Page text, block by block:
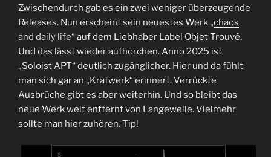
Zwischendurch gab es ein zwei weniger überzeugende
Releases. Nun erscheint sein neuestes Werk „chaos
and daily life“ auf dem Liebhaber Label Objet Trouvé.
Und das lässt wieder aufhorchen. Anno 2025 ist
„Soloist APT“ deutlich zugänglicher. Hier und da fühlt
man sich gar an „Krafwerk“ erinnert. Verrückte
Ausbrüche gibt es aber weiterhin. Und so bleibt das
neue Werk weit entfernt von Langeweile. Vielmehr
sollte man hier zuhören. Tip!